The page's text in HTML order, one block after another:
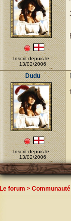
Inscrit depuis le :
13/02/2006
Dudu
Inscrit depuis le :
13/02/2006
Le forum > Communauté